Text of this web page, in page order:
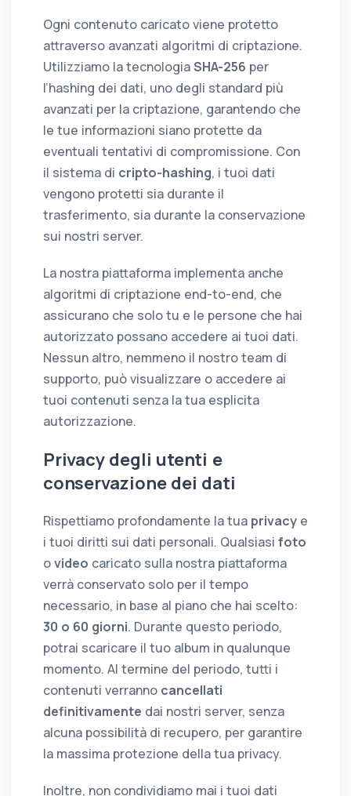
Ogni contenuto caricato viene protetto
attraverso avanzati algoritmi di criptazione.
Utilizziamo la tecnologiaSHA-256 per
l’hashing dei dati, uno degli standard più
avanzati per la criptazione, garantendo che
le tue informazioni siano protette da
eventuali tentativi di compromissione. Con
il sistema di cripto-hashing, i tuoi dati
vengono protetti sia durante il
trasferimento, sia durante la conservazione
sui nostri server.
La nostra piattaforma implementa anche
algoritmi di criptazione end-to-end, che
assicurano che solo tu e le persone che hai
autorizzato possano accedere ai tuoi dati.
Nessun altro, nemmeno il nostro team di
supporto, può visualizzare o accedere ai
tuoi contenuti senza la tua esplicita
autorizzazione.
Privacy degli utenti e
conservazione dei dati
Rispettiamo profondamente la tua privacy e
i tuoi diritti sui dati personali. Qualsiasi foto
ovideo caricato sulla nostra piattaforma
verrà conservato solo per il tempo
necessario, in base al piano che hai scelto:
30 o 60 giorni. Durante questo periodo,
potrai scaricare il tuo album in qualunque
momento. Al termine del periodo, tutti i
contenuti verranno cancellati
definitivamente dai nostri server, senza
alcuna possibilità di recupero, per garantire
la massima protezione della tua privacy.
Inoltre, non condividiamo mai i tuoi dati